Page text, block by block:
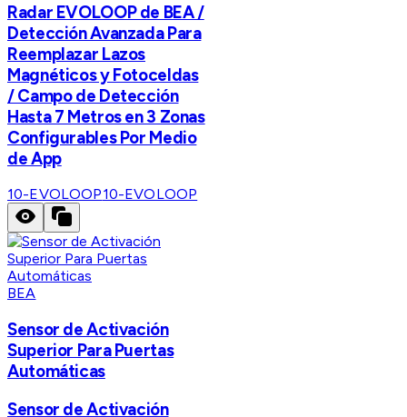
Radar EVOLOOP de BEA /
Detección Avanzada Para
Reemplazar Lazos
Magnéticos y Fotoceldas
/ Campo de Detección
Hasta 7 Metros en 3 Zonas
Configurables Por Medio
de App
10-EVOLOOP10-EVOLOOP
BEA
Sensor de Activación
Superior Para Puertas
Automáticas
Sensor de Activación